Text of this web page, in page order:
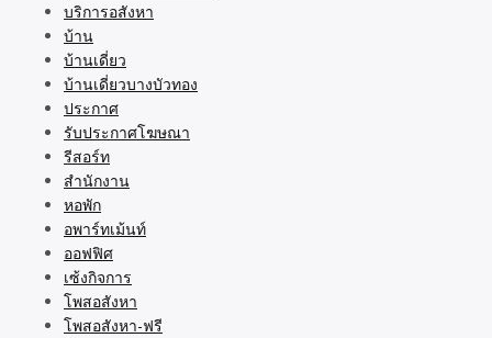
บริการอสังหา
บ้าน
บ้านเดี่ยว
บ้านเดี่ยวบางบัวทอง
ประกาศ
รับประกาศโฆษณา
รีสอร์ท
สำนักงาน
หอพัก
อพาร์ทเม้นท์
ออฟฟิศ
เซ้งกิจการ
โพสอสังหา
โพสอสังหา-ฟรี